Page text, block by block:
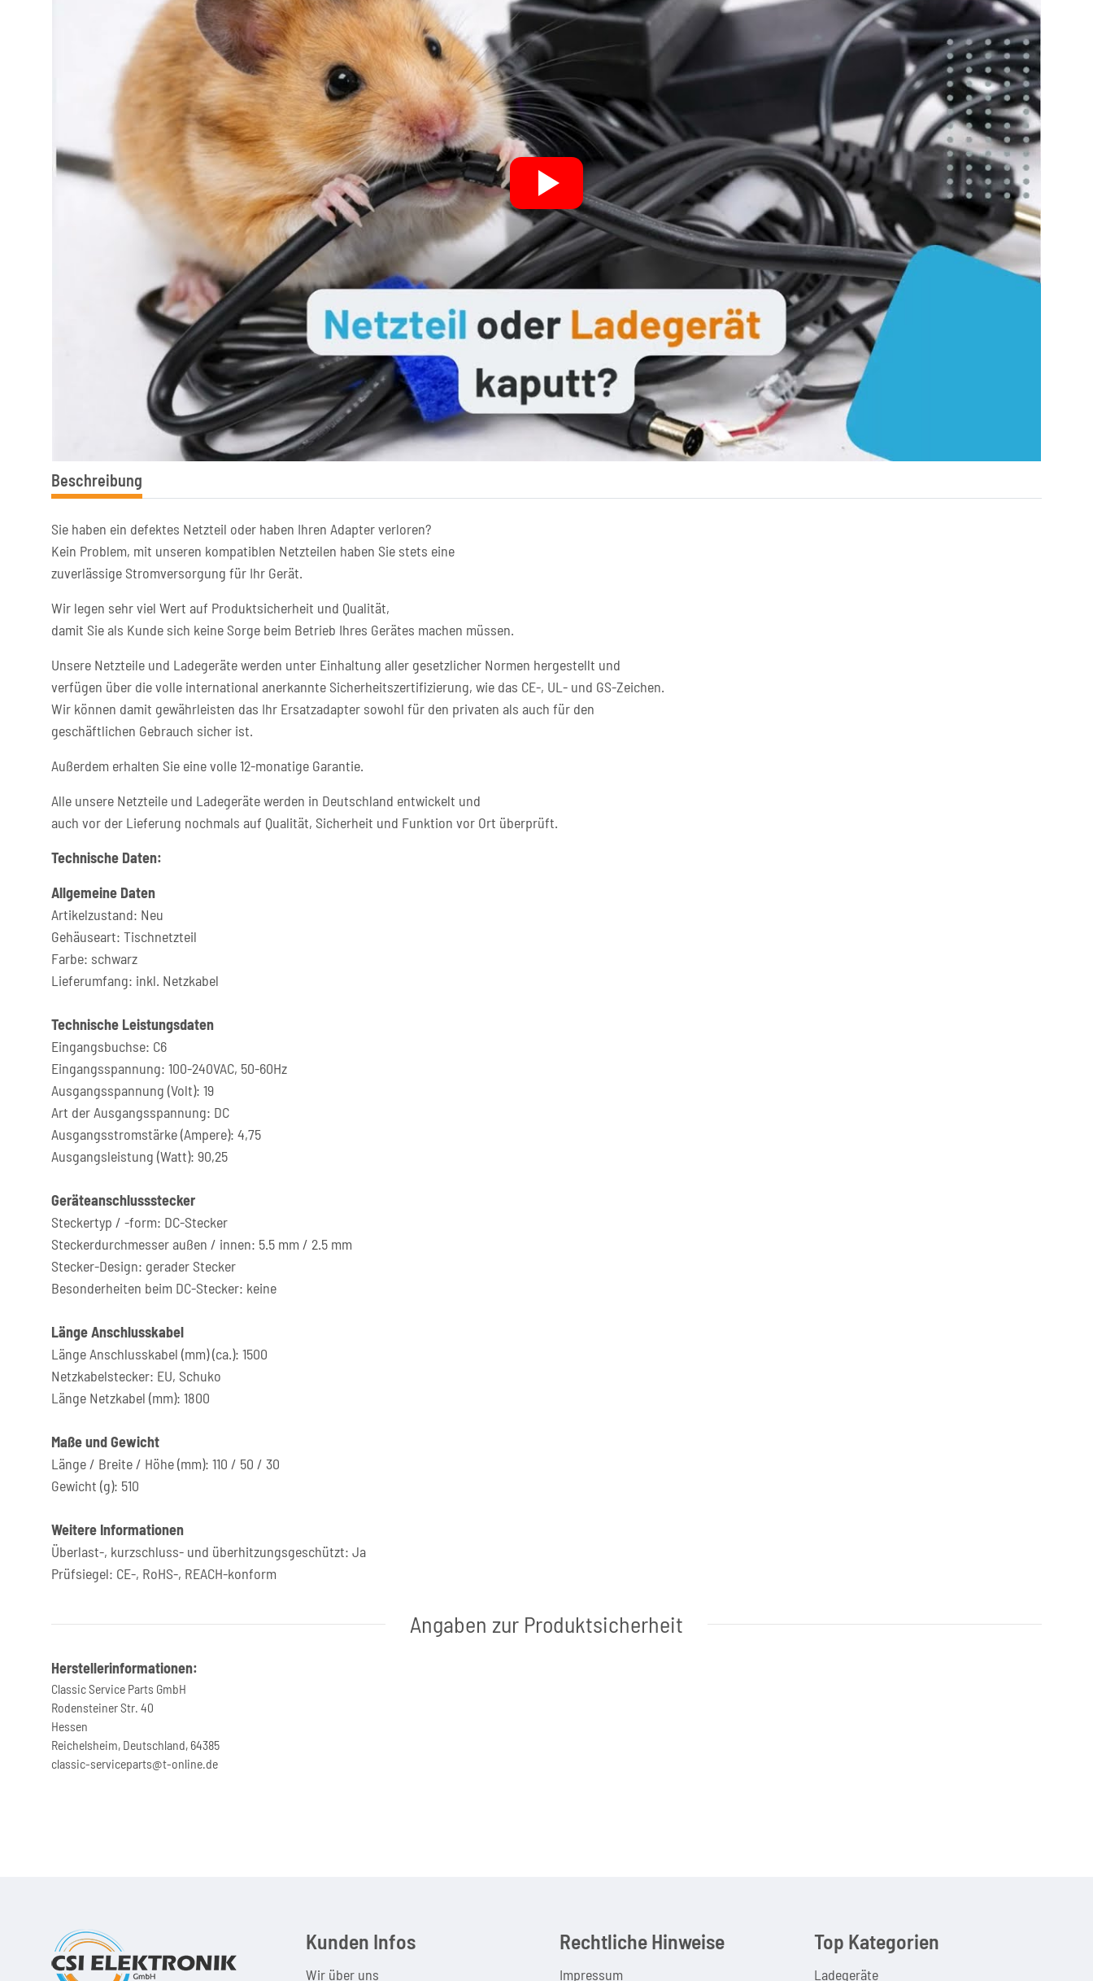
Beschreibung
Sie haben ein defektes Netzteil oder haben Ihren Adapter verloren?
Kein Problem, mit unseren kompatiblen Netzteilen haben Sie stets eine
zuverlässige Stromversorgung für Ihr Gerät.
Wir legen sehr viel Wert auf Produktsicherheit und Qualität,
damit Sie als Kunde sich keine Sorge beim Betrieb Ihres Gerätes machen müssen.
Unsere Netzteile und Ladegeräte werden unter Einhaltung aller gesetzlicher Normen hergestellt und
verfügen über die volle international anerkannte Sicherheitszertifizierung, wie das CE-, UL- und GS-Zeichen.
Wir können damit gewährleisten das Ihr Ersatzadapter sowohl für den privaten als auch für den
geschäftlichen Gebrauch sicher ist.
Außerdem erhalten Sie eine volle 12-monatige Garantie.
Alle unsere Netzteile und Ladegeräte werden in Deutschland entwickelt und
auch vor der Lieferung nochmals auf Qualität, Sicherheit und Funktion vor Ort überprüft.
Technische Daten:
Allgemeine Daten
Artikelzustand: Neu
Gehäuseart: Tischnetzteil
Farbe: schwarz
Lieferumfang: inkl. Netzkabel
Technische Leistungsdaten
Eingangsbuchse: C6
Eingangsspannung: 100-240VAC, 50-60Hz
Ausgangsspannung (Volt): 19
Art der Ausgangsspannung: DC
Ausgangsstromstärke (Ampere): 4,75
Ausgangsleistung (Watt): 90,25
Geräteanschlussstecker
Steckertyp / -form: DC-Stecker
Steckerdurchmesser außen / innen: 5.5 mm / 2.5 mm
Stecker-Design: gerader Stecker
Besonderheiten beim DC-Stecker: keine
Länge Anschlusskabel
Länge Anschlusskabel (mm) (ca.): 1500
Netzkabelstecker: EU, Schuko
Länge Netzkabel (mm): 1800
Maße und Gewicht
Länge / Breite / Höhe (mm): 110 / 50 / 30
Gewicht (g): 510
Weitere Informationen
Überlast-, kurzschluss- und überhitzungsgeschützt: Ja
Prüfsiegel: CE-, RoHS-, REACH-konform
Angaben zur Produktsicherheit
Herstellerinformationen:
Classic Service Parts GmbH
Rodensteiner Str. 40
Hessen
Reichelsheim, Deutschland, 64385
classic-serviceparts@t-online.de
Kunden Infos
Wir über uns
Rechtliche Hinweise
Impressum
Top Kategorien
Ladegeräte